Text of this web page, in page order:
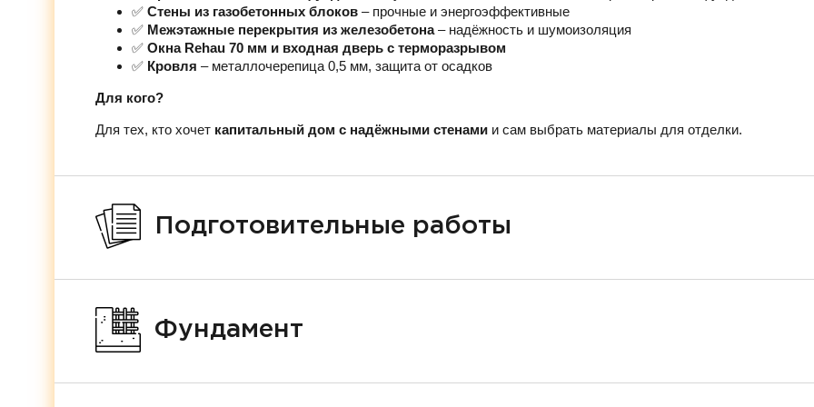
✅ Стены из газобетонных блоков – прочные и энергоэффективные
✅ Межэтажные перекрытия из железобетона– надёжность и шумоизоляция
✅ Окна Rehau 70 мм и входная дверь с терморазрывом
✅ Кровля – металлочерепица 0,5 мм, защита от осадков
Для кого?
Для тех, кто хочет капитальный дом с надёжными стенами и сам выбрать материалы для отделки.
Подготовительные работы
Фундамент